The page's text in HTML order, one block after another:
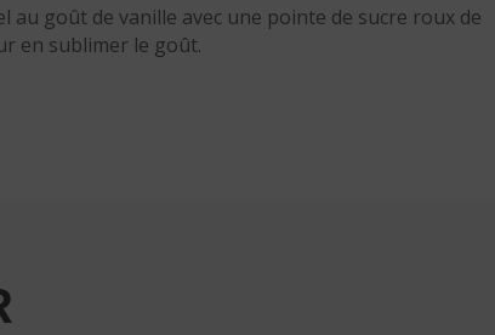
au goût de vanille avec une pointe de sucre roux de
en sublimer le goût.